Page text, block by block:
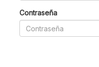
Contraseña